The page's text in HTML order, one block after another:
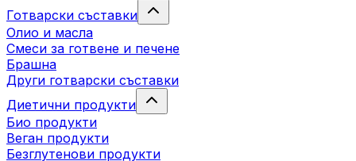
Готварски съставки
Олио и масла
Смеси за готвене и печене
Брашна
Други готварски съставки
Диетични продукти
Био продукти
Веган продукти
Безглутенови продукти